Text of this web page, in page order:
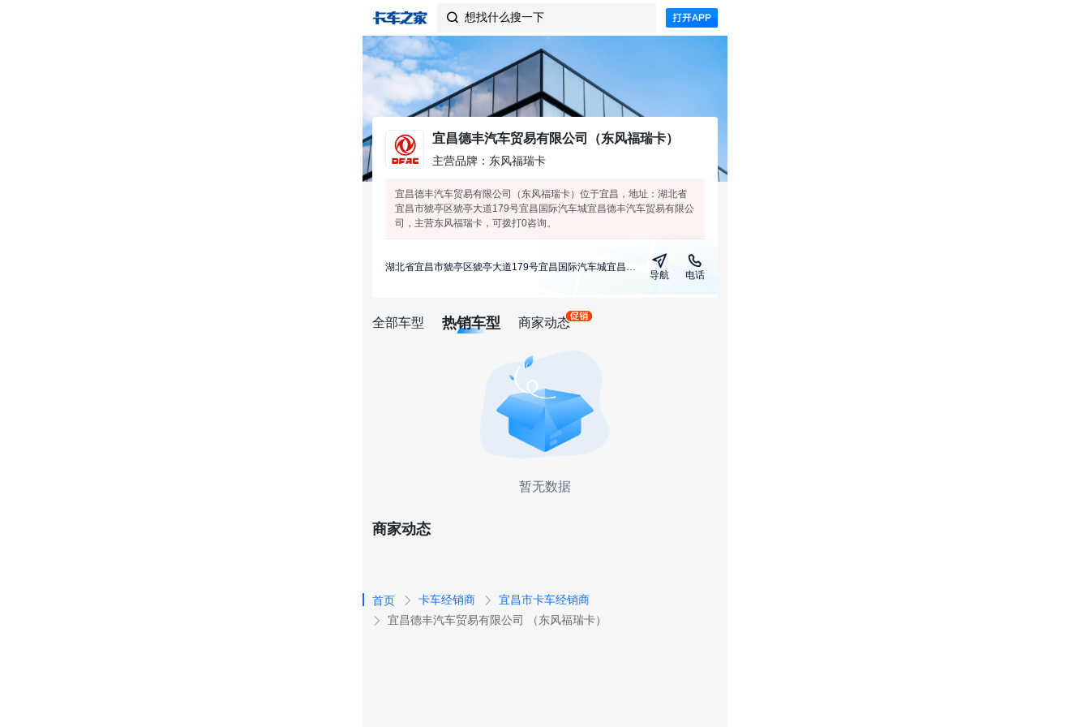
 想找什么搜一下
宜昌德丰汽车贸易有限公司（东风福瑞卡）
主营品牌：东风福瑞卡
宜昌德丰汽车贸易有限公司（东风福瑞卡）位于宜昌，地址：湖北省
宜昌市猇亭区猇亭大道179号宜昌国际汽车城宜昌德丰汽车贸易有限公
司，主营东风福瑞卡，可拨打0咨询。
湖北省宜昌市猇亭区猇亭大道179号宜昌国际汽车城宜昌德丰汽车贸易有限公司
导航 电话
全部车型 热销车型 商家动态
暂无数据
商家动态
首页 卡车经销商
宜昌市卡车经销商
宜昌德丰汽车贸易有限公司 （东风福瑞卡）